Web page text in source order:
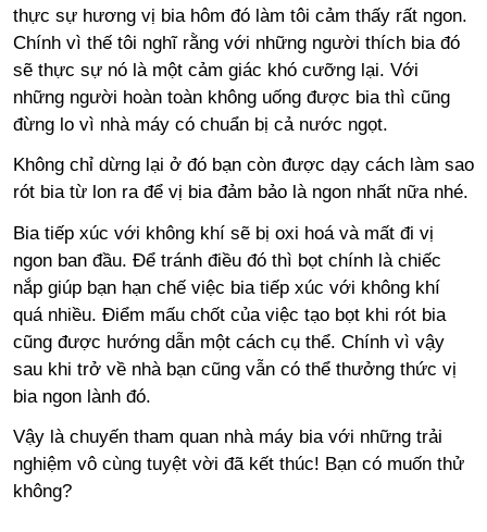
thực sự hương vị bia hôm đó làm tôi cảm thấy rất ngon.
Chính vì thế tôi nghĩ rằng với những người thích bia đó
sẽ thực sự nó là một cảm giác khó cưỡng lại. Với
những người hoàn toàn không uống được bia thì cũng
đừng lo vì nhà máy có chuẩn bị cả nước ngọt.
Không chỉ dừng lại ở đó bạn còn được dạy cách làm sao
rót bia từ lon ra để vị bia đảm bảo là ngon nhất nữa nhé.
Bia tiếp xúc với không khí sẽ bị oxi hoá và mất đi vị
ngon ban đầu. Để tránh điều đó thì bọt chính là chiếc
nắp giúp bạn hạn chế việc bia tiếp xúc với không khí
quá nhiều. Điểm mấu chốt của việc tạo bọt khi rót bia
cũng được hướng dẫn một cách cụ thể. Chính vì vậy
sau khi trở về nhà bạn cũng vẫn có thể thưởng thức vị
bia ngon lành đó.
Vậy là chuyến tham quan nhà máy bia với những trải
nghiệm vô cùng tuyệt vời đã kết thúc! Bạn có muốn thử
không?